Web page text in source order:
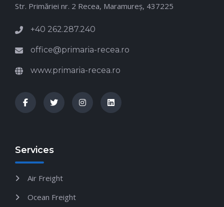
Str. Primăriei nr. 2 Recea, Maramureş, 437225
+40 262.287.240
office@primaria-recea.ro
www.primaria-recea.ro
Services
Air Freight
Ocean Freight